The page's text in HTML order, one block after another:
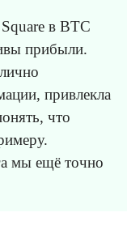
в BTC
прибыли.
привлекла
что
мы ещё точно